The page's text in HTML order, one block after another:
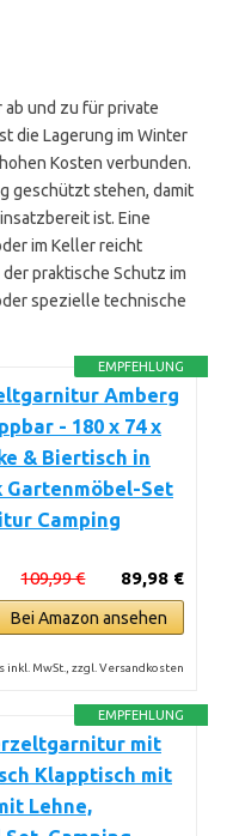
und zu für private
die Lagerung im Winter
Kosten verbunden.
geschützt stehen, damit
ist. Eine
im Keller reicht
praktische Schutz im
spezielle technische
EMPFEHLUNG
Amberg
- 180 x 74 x
& Biertisch in
Set
Camping
89,98 €
109,99 €
Bei Amazon ansehen
inkl. MwSt., zzgl. Versandkosten
EMPFEHLUNG
mit
Klapptisch mit
Lehne,